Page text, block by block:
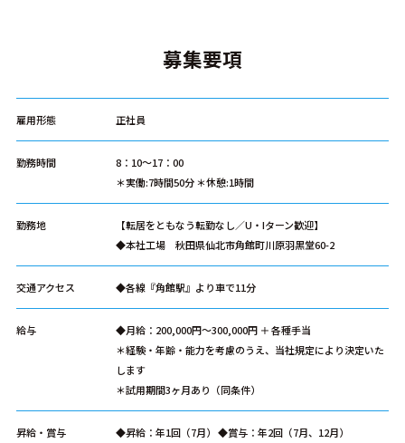
募集要項
雇用形態 正社員
勤務時間
8：10～17：00
＊実働:7時間50分 ＊休憩:1時間
勤務地
【転居をともなう転勤なし／U・Iターン歓迎】
◆本社工場 秋田県仙北市角館町川原羽黒堂60-2
交通アクセス ◆各線『角館駅』より車で11分
給与
◆月給：200,000円～300,000円 ＋ 各種手当
＊経験・年齢・能力を考慮のうえ、当社規定により決定いた
します
＊試用期間3ヶ月あり（同条件）
昇給・賞与
◆昇給：年1回（7月） ◆賞与：年2回（7月、12月）